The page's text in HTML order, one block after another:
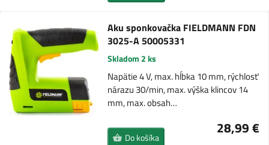
Aku sponkovačka FIELDMANN FDN
3025-A 50005331
Skladom 2 ks
Napätie 4 V, max. hĺbka 10 mm, rýchlosť
nárazu 30/min, max. výška klincov 14
mm, max. obsah…
28,99 €
Do košíka